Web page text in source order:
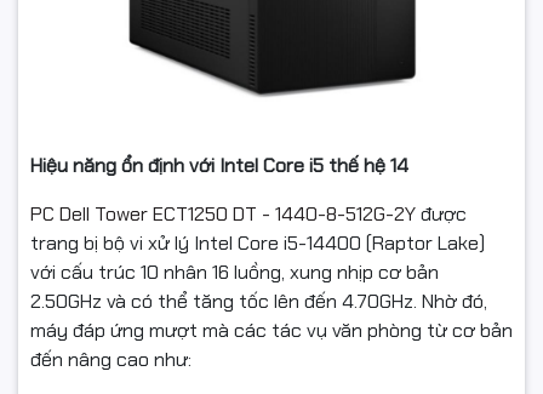
Hiệu năng ổn định với Intel Core i5 thế hệ 14
PC Dell Tower ECT1250 DT - 1440-8-512G-2Yđược
trang bị bộ vi xử lý Intel Core i5-14400 (Raptor Lake)
với cấu trúc 10 nhân 16 luồng, xung nhịp cơ bản
2.50GHz và có thể tăng tốc lên đến 4.70GHz. Nhờ đó,
máy đáp ứng mượt mà các tác vụ văn phòng từ cơ bản
đến nâng cao như: